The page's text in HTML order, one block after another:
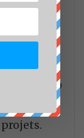
: la CUD